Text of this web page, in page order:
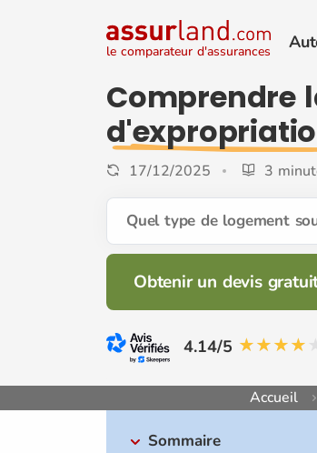
le comparateur d'assurances
Comprendre
17/12/2025 3
Quel type de logement
Obtenir un devis
4.14/5
Accueil
Sommaire